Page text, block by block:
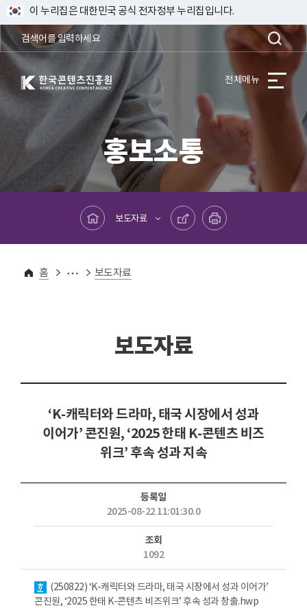
이 누리집은 대한민국 공식 전자정부 누리집입니다.
한국콘텐츠진흥원 KOREA CREATIVE CONTENT AGENCY 전체메뉴
홍보소통
메인페이지로 바로가기
보도자료
공유하기 프린트하기
홈
홍보소통
보도자료 보도자료
보도자료
‘K-캐릭터와 드라마, 태국 시장에서 성과
이어가’ 콘진원, ‘2025 한태 K-콘텐츠 비즈
위크’ 후속 성과 지속
등록일
2025-08-22 11:01:30.0
조회
1092
(250822) ‘K-캐릭터와 드라마, 태국 시장에서 성과 이어가’
콘진원, ‘2025 한태 K-콘텐츠 비즈위크’ 후속 성과 창출.hwp